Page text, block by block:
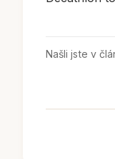
Našli jste v